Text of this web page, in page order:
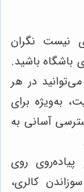
نیست نگران
باشگاه باشید.
در هر
به‌ویژه برای
آسانی به
روی
کالری،